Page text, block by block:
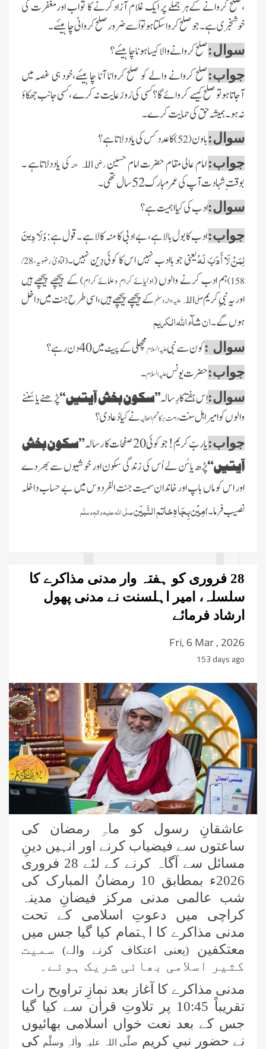
،صلح کروانے کےہرجملے پر ایک غلام آزادکرنے کا ثواب اورمغفرت کی
خوشخبری ہے۔جوصلح کرواسکتاہو تو اُسے ضرور صلح کروانی چاہیئے ۔
سوال:صلح کروانے والا کیسا ہونا چاہیئے؟
جواب:صلح کروانے والے کو صلح کروانا آنا چاہیئے،خود ہی غصہ میں
آجاتا ہو تو صلح کیسے کروائے گا؟ کسی کی رُو رَعایت نہ کرے ،کسی جانب جھکاؤ
نہ ہو۔ہمیشہ حق کی حمایت کرے ۔
سوال:باون(52) کا عدد کس کی یاددلاتاہے ؟
جواب:امام عالی مقام حضرت امام حسینرضی اللہ عنہکی یاددلاتاہے ۔
بوقت ِشہادت آپ کی عمرمبارک 52سال تھی ۔
سوال:ادب کی کیااہمیت ہے؟
جواب:ادب کابول بالاہے، بے ادبی کا منہ کالاہے ۔قول ہے:وَلَا دِينَ
لِمَنْ لَا أَدَبَ لَهُیعنی جو باادب نہیں اس کا کوئی دِین نہیں۔
(فتاویٰ رضویہ، 28/
158) ہم ادب کرنے والوں(اولیائے کرام وعلمائے کرام)کے پیچھے پیچھے ہیں
اوریہ نبیِ کریمصلی اللہ علیہ والہ وسلمکے پیچھے پیچھے ہیں،اسی طرح جنت میں داخل
ہوں گے۔ان شآء اللہ الکریم
سوال :کون سے نبیعلیہ السلاممچھلی کے پیٹ میں 40 دن رہے؟
جواب:حضرت یونسعلیہ السلام۔
سوال:اِس ہفتے کارِسالہ’’سکون بخش آیتیں‘‘پڑھنے یا سُننے
والوں کو امیر اہل سنتدامت برکاتہم العالیہنے کیا دُعا دی ؟
جواب:یاربّ کریم! جو کوئی 20 صفحات کا رسالہ ”سکون بخش
آیتیں“پڑھ یا سُن لے اُس کی زندگی سکون اور خوشیوں سے بھر دے
اور اس کو ماں باپ اور خاندان سمیت جنت الفردوس میں بے حساب داخلہ
نصیب فرما۔اٰمِیْن بِجَاہِ خاتم النَّبیّنصلَّی اللہ علیہ واٰلہٖ وسلَّم
28 فروری کو ہفتہ وار مدنی مذاکرے کا
سلسلہ، امیر اہلسنت نے مدنی پھول
ارشاد فرمائے
Fri, 6 Mar , 2026
153 days ago
عاشقانِ رسول کو ماہِ رمضان کی
ساعتوں سے فیضیاب کرنے اور انہیں دینِ
مسائل سے آگاہ کرنے کے لئے 28 فروری
2026ء بمطابق
10 رمضانُ المبارک کی
شب عالمی مدنی مرکز فیضانِ مدینہ
کراچی میں دعوتِ اسلامی کے تحت
مدنی مذاکرے کا اہتمام کیا گیا جس میں
معتکفین(یعنی اعتکاف کرنے والے) سمیت
کثیر اسلامی بھائی شریک ہوئے۔
مدنی مذاکرے کا آغاز بعد نمازِ تراویح رات
تقریباً 10:45 پر تلاوتِ قراٰن سے کیا گیا
جس کے بعد نعت خواں اسلامی بھائیوں
نے حضور نبیِ کریم
صلَّی اللہ علیہ واٰلہٖ وسلَّم کی